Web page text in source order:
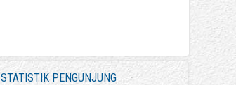
STATISTIK PENGUNJUNG